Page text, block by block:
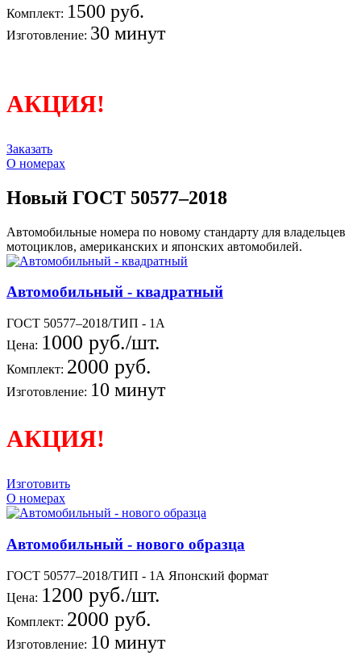
Комплект: 1500 руб.
Изготовление: 30 минут
АКЦИЯ!
Заказать
О номерах
Новый ГОСТ 50577–2018
Автомобильные номера по новому стандарту для владельцев
мотоциклов, американских и японских автомобилей.
Автомобильный - квадратный
ГОСТ 50577–2018/ТИП - 1А
Цена: 1000 руб./шт.
Комплект: 2000 руб.
Изготовление: 10 минут
АКЦИЯ!
Изготовить
О номерах
Автомобильный - нового образца
ГОСТ 50577–2018/ТИП - 1А Японский формат
Цена: 1200 руб./шт.
Комплект: 2000 руб.
Изготовление: 10 минут